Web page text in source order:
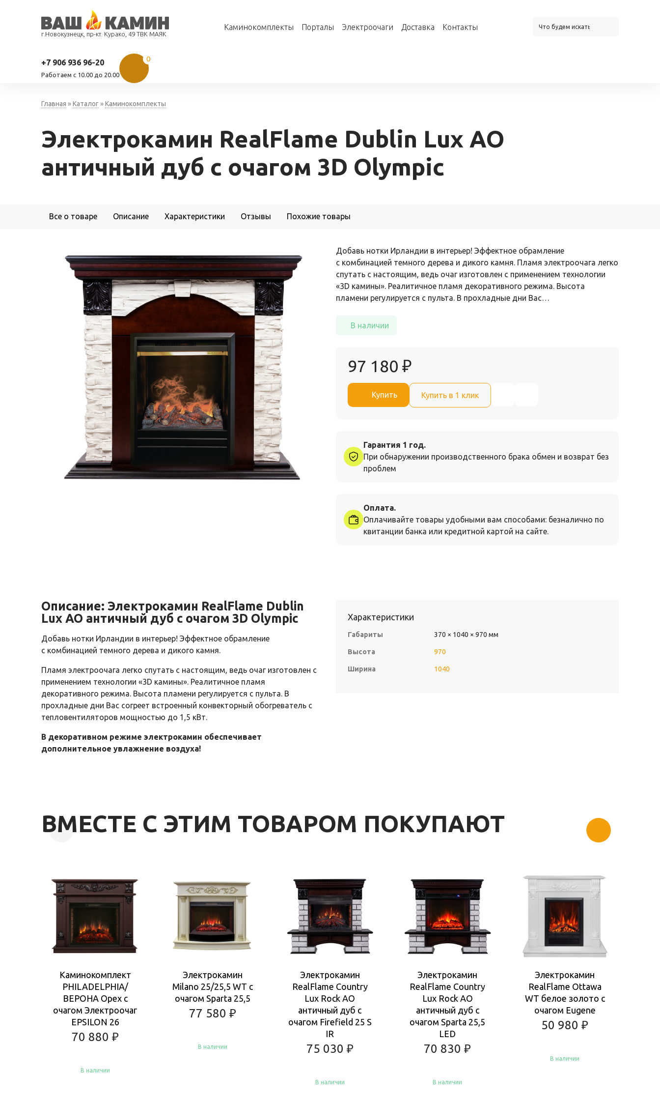
г.Новокузнецк, пр-кт. Курако, 49 ТВК МАЯК
Каминокомплекты Порталы Электроочаги Доставка Контакты
+7 906 936 96-20
Работаем c 10.00 до 20.00
0
Главная »Каталог»Каминокомплекты
Электрокамин RealFlame Dublin Lux AO
античный дуб с очагом 3D Olympic
Все о товаре Описание Характеристики Отзывы Похожие товары
Добавь нотки Ирландии в интерьер! Эффектное обрамление
с комбинацией темного дерева и дикого камня. Пламя электроочага легко
спутать с настоящим, ведь очаг изготовлен с применением технологии
«3D камины». Реалитичное пламя декоративного режима. Высота
пламени регулируется с пульта. В прохладные дни Вас…
В наличии
97 180 ₽
Купить Купить в 1 клик
Гарантия 1 год.
При обнаружении производственного брака обмен и возврат без
проблем
Оплата.
Оплачивайте товары удобными вам способами: безналично по
квитанции банка или кредитной картой на сайте.
Описание: Электрокамин RealFlame Dublin
Lux AO античный дуб с очагом 3D Olympic
Добавь нотки Ирландии в интерьер! Эффектное обрамление
с комбинацией темного дерева и дикого камня.
Пламя электроочага легко спутать с настоящим, ведь очаг изготовлен с
применением технологии «3D камины». Реалитичное пламя
декоративного режима. Высота пламени регулируется с пульта. В
прохладные дни Вас согреет встроенный конвекторный обогреватель с
тепловентиляторов мощностью до 1,5 кВт.
В декоративном режиме электрокамин обеспечивает
дополнительное увлажнение воздуха!
Характеристики
Габариты 370 × 1040 × 970 мм
Высота 970
Ширина 1040
ВМЕСТЕ С ЭТИМ ТОВАРОМ ПОКУПАЮТ
Каминокомплект
PHILADELPHIA/
ВЕРОНА Орех с
очагом Электроочаг
EPSILON 26
70 880 ₽
В наличии
Электрокамин
Milano 25/25,5 WT с
очагом Sparta 25,5
77 580 ₽
В наличии
Электрокамин
RealFlame Country
Lux Rock AO
античный дуб с
очагом Firefield 25 S
IR
75 030 ₽
В наличии
Электрокамин
RealFlame Country
Lux Rock AO
античный дуб с
очагом Sparta 25,5
LED
70 830₽
В наличии
Электрокамин
RealFlame Ottawa
WT белое золото с
очагом Eugene
50 980₽
В наличии